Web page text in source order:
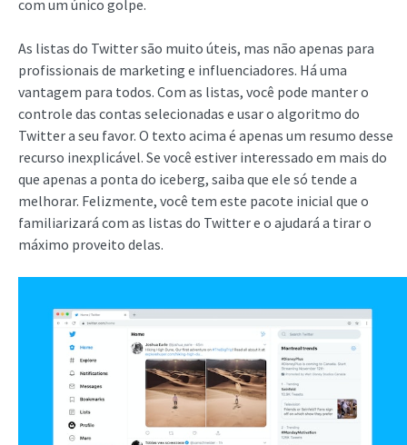
com um único golpe.
As listas do Twitter são muito úteis, mas não apenas para
profissionais de marketing e influenciadores. Há uma
vantagem para todos. Com as listas, você pode manter o
controle das contas selecionadas e usar o algoritmo do
Twitter a seu favor. O texto acima é apenas um resumo desse
recurso inexplicável. Se você estiver interessado em mais do
que apenas a ponta do iceberg, saiba que ele só tende a
melhorar. Felizmente, você tem este pacote inicial que o
familiarizará com as listas do Twitter e o ajudará a tirar o
máximo proveito delas.